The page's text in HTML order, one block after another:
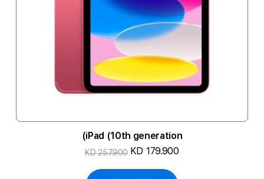
iPad (10th generation)
KD 179.900
KD 257.900